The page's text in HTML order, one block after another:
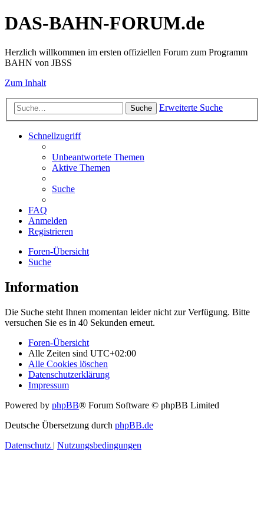
DAS-BAHN-FORUM.de
Herzlich willkommen im ersten offiziellen Forum zum Programm
BAHN von JBSS
Zum Inhalt
Suche Erweiterte Suche
Schnellzugriff
Unbeantwortete Themen
Aktive Themen
Suche
FAQ
Anmelden
Registrieren
Foren-Übersicht
Suche
Information
Die Suche steht Ihnen momentan leider nicht zur Verfügung. Bitte
versuchen Sie es in 40 Sekunden erneut.
Foren-Übersicht
Alle Zeiten sind UTC+02:00
Alle Cookies löschen
Datenschutzerklärung
Impressum
Powered by phpBB® Forum Software © phpBB Limited
Deutsche Übersetzung durch phpBB.de
Datenschutz | Nutzungsbedingungen